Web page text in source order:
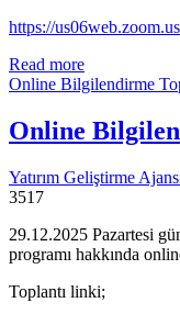
https://
Read more
Online Bilgilendirme
Online
Yatırım Geliştirme
3517
29.12.2025 Pazartesi
programı hakkında
Toplantı linki;